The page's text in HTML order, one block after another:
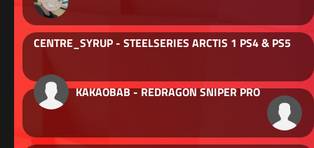
CENTRE_SYRUP - STEELSERIES ARCTIS 1 PS4 & PS5
KAKAOBAB - REDRAGON SNIPER PRO